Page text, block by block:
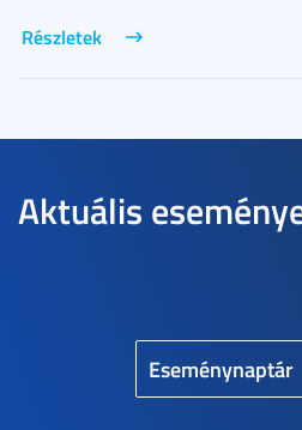
Részletek
Aktuális
Eseménynaptár